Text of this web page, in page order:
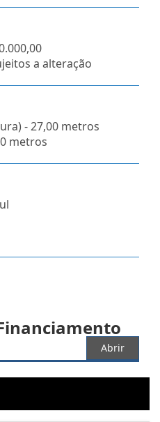
a alteração
- 27,00 metros
metros
Abrir